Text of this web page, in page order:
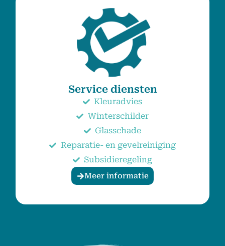
Service diensten
Kleuradvies
Winterschilder
Glasschade
Reparatie- en gevelreiniging
Subsidieregeling
Meer informatie